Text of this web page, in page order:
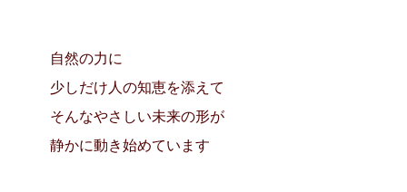
自然の力に
少しだけ人の知恵を添えて
そんなやさしい未来の形が
静かに動き始めています